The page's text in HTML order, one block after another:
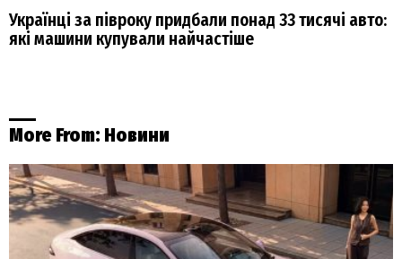
Українці за півроку придбали понад 33 тисячі авто:
які машини купували найчастіше
More From: Новини